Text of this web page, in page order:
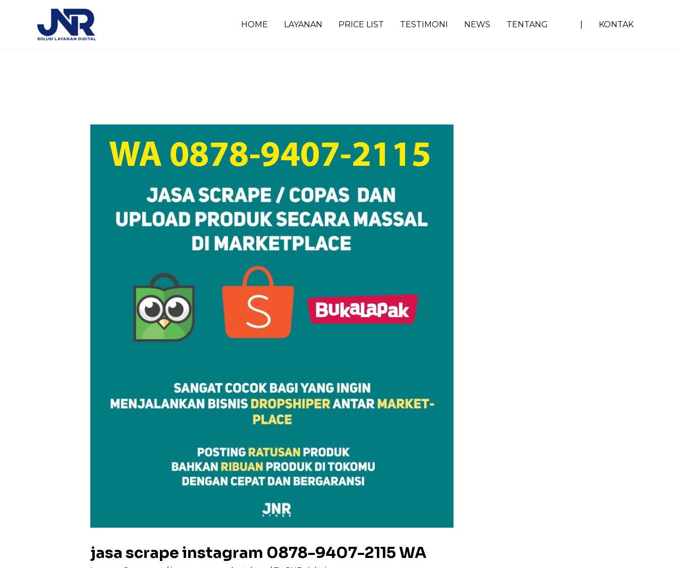
HOME LAYANAN PRICE LIST TESTIMONI NEWS TENTANG KONTAK
jasa scrape instagram 0878-9407-2115 WA